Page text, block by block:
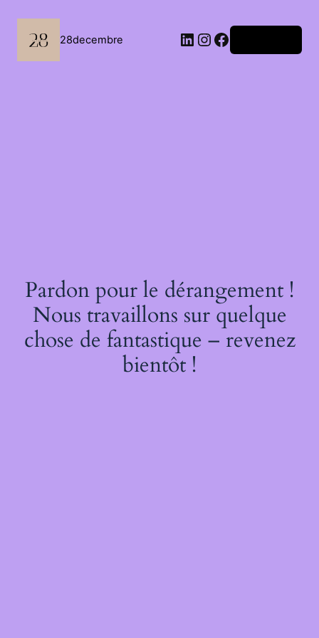
contenu
28decembre LinkedIn
Instagram
Facebook
Pardon pour le dérangement !
Nous travaillons sur quelque
chose de fantastique – revenez
bientôt !